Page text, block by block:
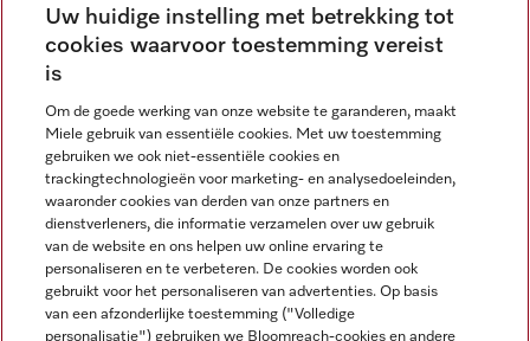
Vind jouw Miele Experience Center
Nieuwsbrief
Miele op Instagram
Miele op Facebook
Miele op Youtube
Uw huidige instelling met betrekking tot
cookies waarvoor toestemming vereist
is
Om de goede werking van onze website te garanderen, maakt
Miele gebruik van essentiële cookies. Met uw toestemming
gebruiken we ook niet-essentiële cookies en
trackingtechnologieën voor marketing- en analysedoeleinden,
waaronder cookies van derden van onze partners en
dienstverleners, die informatie verzamelen over uw gebruik
van de website en ons helpen uw online ervaring te
personaliseren en te verbeteren. De cookies worden ook
gebruikt voor het personaliseren van advertenties. Op basis
van een afzonderlijke toestemming ("Volledige
personalisatie") gebruiken we Bloomreach-cookies en andere